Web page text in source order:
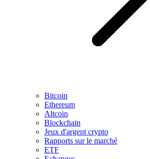
Bitcoin
Ethereum
Altcoin
Blockchain
Jeux d'argent crypto
Rapports sur le marché
ETF